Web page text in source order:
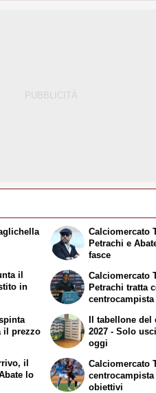
il
in
Calciomercato
Petrachi e
fasce
Calciomercato
Petrachi tratta
centrocampista
il prezzo
il
lo
Il tabellone
2027 - Solo
oggi
Calciomercato
obiettivi